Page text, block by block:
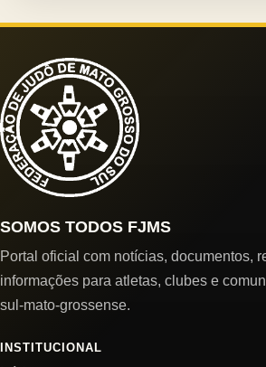
SOMOS TODOS FJMS
Portal oficial com notícias, documentos,
informações para atletas, clubes e
sul-mato-grossense.
INSTITUCIONAL